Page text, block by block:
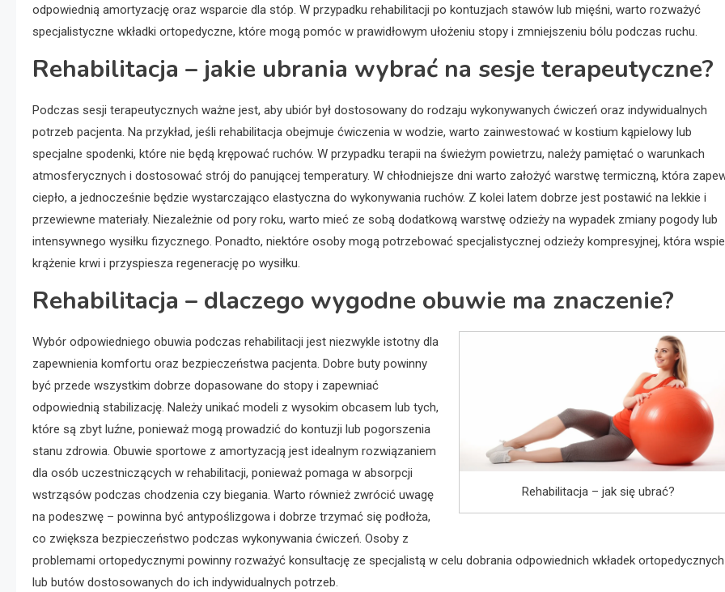
odpowiednią amortyzację oraz wsparcie dla stóp. W przypadku rehabilitacji po kontuzjach stawów lub mięśni, warto rozważyć
specjalistyczne wkładki ortopedyczne, które mogą pomóc w prawidłowym ułożeniu stopy i zmniejszeniu bólu podczas ruchu.
Rehabilitacja – jakie ubrania wybrać na sesje terapeutyczne?
Podczas sesji terapeutycznych ważne jest, aby ubiór był dostosowany do rodzaju wykonywanych ćwiczeń oraz indywidualnych
potrzeb pacjenta. Na przykład, jeśli rehabilitacja obejmuje ćwiczenia w wodzie, warto zainwestować w kostium kąpielowy lub
specjalne spodenki, które nie będą krępować ruchów. W przypadku terapii na świeżym powietrzu, należy pamiętać o warunkach
atmosferycznych i dostosować strój do panującej temperatury. W chłodniejsze dni warto założyć warstwę termiczną, która
ciepło, a jednocześnie będzie wystarczająco elastyczna do wykonywania ruchów. Z kolei latem dobrze jest postawić na lekkie i
przewiewne materiały. Niezależnie od pory roku, warto mieć ze sobą dodatkową warstwę odzieży na wypadek zmiany pogody lub
intensywnego wysiłku fizycznego. Ponadto, niektóre osoby mogą potrzebować specjalistycznej odzieży kompresyjnej, która
krążenie krwi i przyspiesza regenerację po wysiłku.
Rehabilitacja – dlaczego wygodne obuwie ma znaczenie?
Rehabilitacja – jak się ubrać?
Wybór odpowiedniego obuwia podczas rehabilitacji jest niezwykle istotny dla
zapewnienia komfortu oraz bezpieczeństwa pacjenta. Dobre buty powinny
być przede wszystkim dobrze dopasowane do stopy i zapewniać
odpowiednią stabilizację. Należy unikać modeli z wysokim obcasem lub tych,
które są zbyt luźne, ponieważ mogą prowadzić do kontuzji lub pogorszenia
stanu zdrowia. Obuwie sportowe z amortyzacją jest idealnym rozwiązaniem
dla osób uczestniczących w rehabilitacji, ponieważ pomaga w absorpcji
wstrząsów podczas chodzenia czy biegania. Warto również zwrócić uwagę
na podeszwę – powinna być antypoślizgowa i dobrze trzymać się podłoża,
co zwiększa bezpieczeństwo podczas wykonywania ćwiczeń. Osoby z
problemami ortopedycznymi powinny rozważyć konsultację ze specjalistą w celu dobrania odpowiednich wkładek ortopedycznych
lub butów dostosowanych do ich indywidualnych potrzeb.